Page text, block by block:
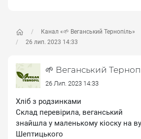
Канал «🌱 Веганський Тернопіль»
26 лип. 2023 14:33
🌱 Веганський
26 Лип. 2023 14:33
Хліб з родзинками
Склад перевірила, веганський
знайшла у маленькому кіоску на
Шептицького
і робимо місто більш веган
запропонувати новину пишіть
https://instagram.com/
Створено: 28 травня 2024